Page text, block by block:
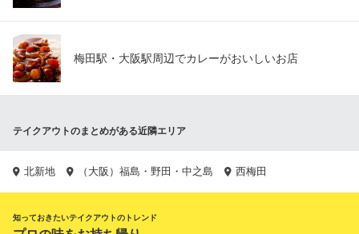
梅田駅・大阪駅周辺でカレーがおいしいお店
テイクアウトのまとめがある近隣エリア
北新地 （大阪）福島・野田・中之島 西梅田
知っておきたいテイクアウトのトレンド